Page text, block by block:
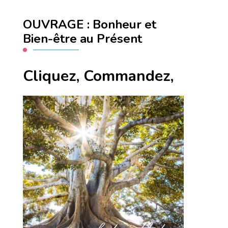
OUVRAGE : Bonheur et
Bien-être au Présent
Cliquez, Commandez,